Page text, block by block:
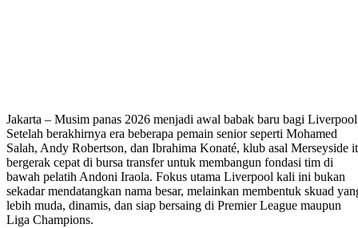
Jakarta – Musim panas 2026 menjadi awal babak baru bagi
Setelah berakhirnya era beberapa pemain senior seperti Mohamed
Salah, Andy Robertson, dan Ibrahima Konaté, klub asal Merseyside
bergerak cepat di bursa transfer untuk membangun fondasi tim di
bawah pelatih Andoni Iraola. Fokus utama Liverpool kali ini bukan
sekadar mendatangkan nama besar, melainkan membentuk skuad
lebih muda, dinamis, dan siap bersaing di Premier League maupun
Liga Champions.